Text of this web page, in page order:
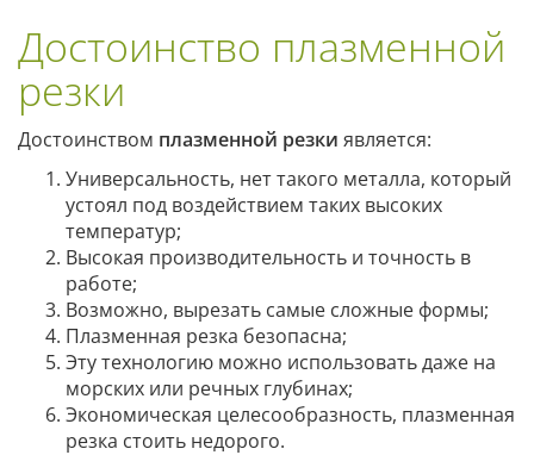
Достоинство плазменной
резки
Достоинством плазменной резки является:
Универсальность, нет такого металла, который
устоял под воздействием таких высоких
температур;
Высокая производительность и точность в
работе;
Возможно, вырезать самые сложные формы;
Плазменная резка безопасна;
Эту технологию можно использовать даже на
морских или речных глубинах;
Экономическая целесообразность, плазменная
резка стоить недорого.